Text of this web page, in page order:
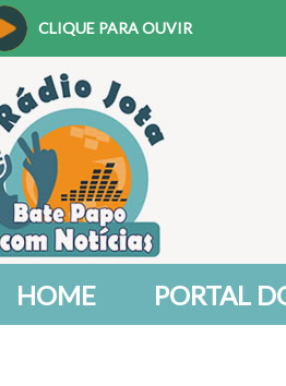
CLIQUE PARA OUVIR
HOME PORTAL